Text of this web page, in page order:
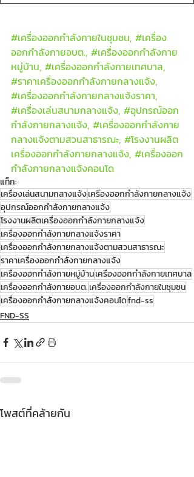
#เครื่องออกกำลังกายในชุมชน, #เครื่อง
ออกกำลังกายอบต., #เครื่องออกกำลังกาย
หมู่บ้าน, #เครื่องออกกำลังกายเทศบาล,
#ราคาเครื่องออกกำลังกายกลางแจ้ง,
#เครื่องออกกำลังกายกลางแจ้งราคา,
#เครื่องเล่นสนามกลางแจ้ง, #อุปกรณ์ออก
กำลังกายกลางแจ้ง, #เครื่องออกกำลังกาย
กลางแจ้งตามสวนสาธารณะ, #โรงงานผลิต
เครื่องออกกำลังกายกลางแจ้ง, #เครื่องออก
กำลังกายกลางแจ้งคอนโด
แท็ก:
เครื่องเล่นสนามกลางแจ้งเครื่องออกกำลังกายกลางแจ้ง
อุปกรณ์ออกกำลังกายกลางแจ้ง
โรงงานผลิตเครื่องออกกำลังกายกลางแจ้ง
เครื่องออกกำลังกายกลางแจ้งราคา
เครื่องออกกำลังกายกลางแจ้งตามสวนสาธารณะ
ราคาเครื่องออกกำลังกายกลางแจ้ง
เครื่องออกกำลังกายหมู่บ้านเครื่องออกกำลังกายเทศบาล
เครื่องออกกำลังกายอบต.เครื่องออกกำลังกายในชุมชน
เครื่องออกกำลังกายกลางแจ้งคอนโดfnd-ss
FND-SS
โพสต์ที่คล้ายกัน